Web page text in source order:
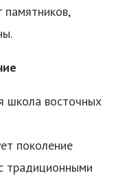
памятников,
школа восточных
поколение
традиционными